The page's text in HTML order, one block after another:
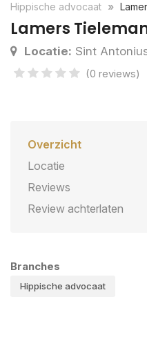
Hippische advocaat
Lamers
Locatie: Sint
(0 reviews)
Overzicht
Locatie
Reviews
Review achterlaten
Branches
Hippische advocaat